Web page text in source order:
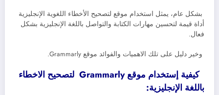
بشكل عام، يمثل استخدام موقع لتصحيح الأخطاء اللغوية الإنجليزية
أداة قيمة لتحسين مهارات الكتابة والتواصل باللغة الإنجليزية بشكل
فعال.
وخير دليل على تلك الاهميات والفوائد موقع Grammarly.
كيفية إستخدام موقع Grammarly لتصحيح الاخطاء
باللغة الإنجليزية: